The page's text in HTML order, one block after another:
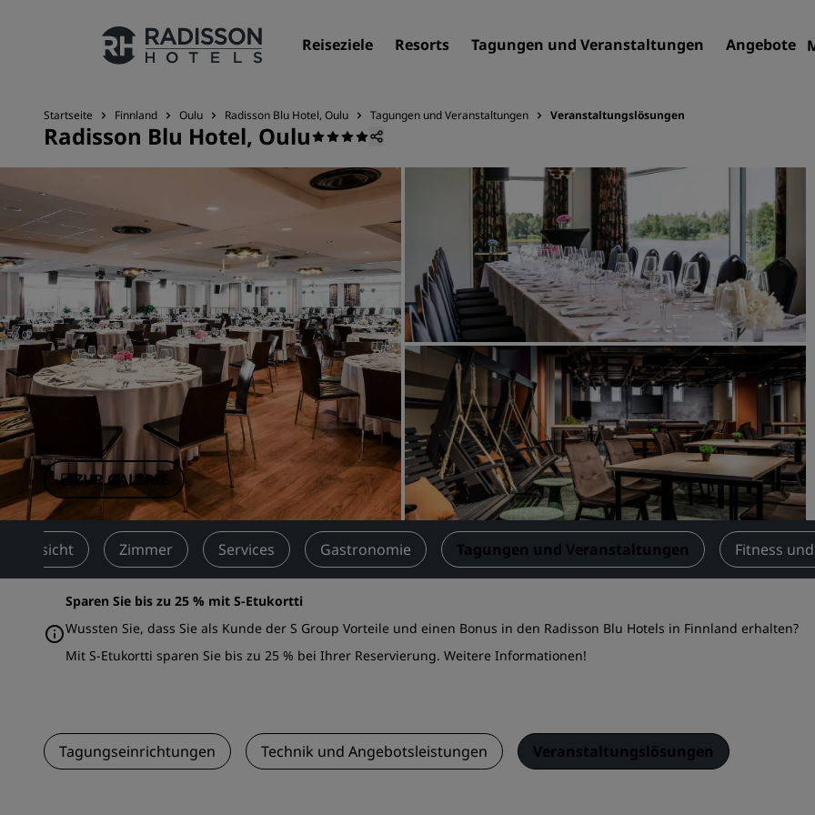
Reiseziele Resorts Tagungen und Veranstaltungen Angebote
Unsere Marken
Marken von Radisson Hotels
Verbundene Marken in China
Reiseziele
Resorts
Serviced Apartments
Flughafenhotels
Neue und geplante Hotels
Tagungen und
Veranstaltungen
Entdecken Sie Radisson
Einen Meetingraum buchen
Fordern Sie ein Angebot an
Veranstaltungsorte
Branchenlösungen
Flüge suchen
Digitale Services
Radisson Hotels App
Startseite Finnland Oulu Radisson Blu Hotel, Oulu Tagungen und Veranstaltungen Veranstaltungslösungen
Radisson Blu Hotel, Oulu
ZUR GALERIE
Übersicht Zimmer Services Gastronomie Tagungen und Veranstaltungen Fitness
Sparen Sie bis zu 25 % mit S-Etukortti
Wussten Sie, dass Sie als Kunde der S Group Vorteile und einen Bonus in den Radisson Blu Hotels in Finnland erhalten?
Mit S-Etukortti sparen Sie bis zu 25 % bei Ihrer Reservierung. Weitere Informationen!
Tagungseinrichtungen Technik und Angebotsleistungen Veranstaltungslösungen